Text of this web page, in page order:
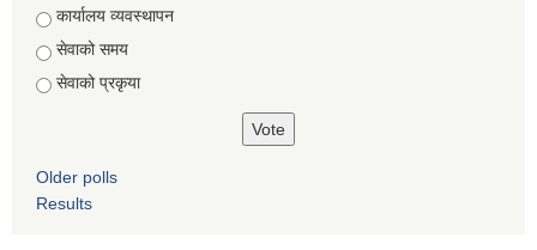
कार्यालय व्यवस्थापन
सेवाको समय
सेवाको प्रकृया
Older polls
Results